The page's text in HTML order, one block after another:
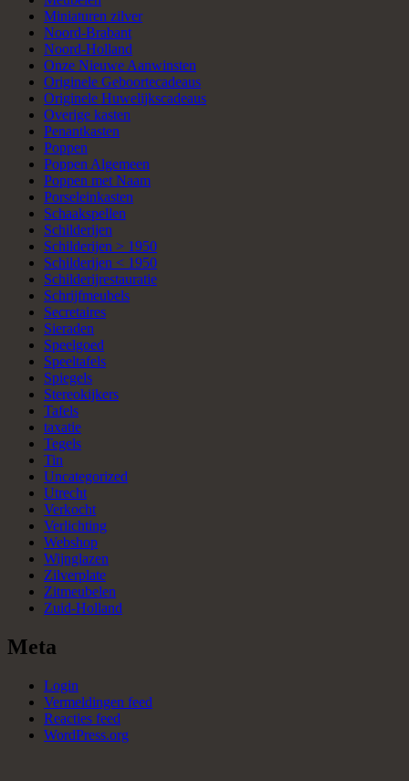
Miniaturen zilver
Noord-Brabant
Noord-Holland
Onze Nieuwe Aanwinsten
Originele Geboortecadeaus
Originele Huwelijkscadeaus
Overige kasten
Penantkasten
Poppen
Poppen Algemeen
Poppen met Naam
Porseleinkasten
Schaakspellen
Schilderijen
Schilderijen > 1950
Schilderijen < 1950
Schilderijrestauratie
Schrijfmeubels
Secretaires
Sieraden
Speelgoed
Speeltafels
Spiegels
Stereokijkers
Tafels
taxatie
Tegels
Tin
Uncategorized
Utrecht
Verkocht
Verlichting
Webshop
Wijnglazen
Zilverplate
Zitmeubelen
Zuid-Holland
Meta
Login
Vermeldingen feed
Reacties feed
WordPress.org